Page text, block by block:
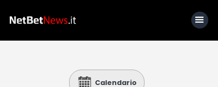
Calendario